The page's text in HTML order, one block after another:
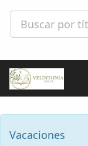
Vacaciones